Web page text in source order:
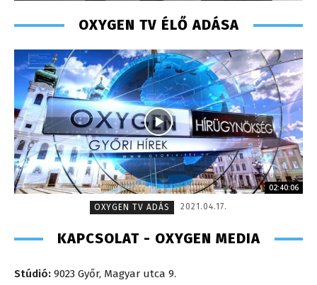
OXYGEN TV ÉLŐ ADÁSA
02:40:06
OXYGEN TV ADÁS
2021.04.17.
KAPCSOLAT - OXYGEN MEDIA
Stúdió: 9023 Győr, Magyar utca 9.